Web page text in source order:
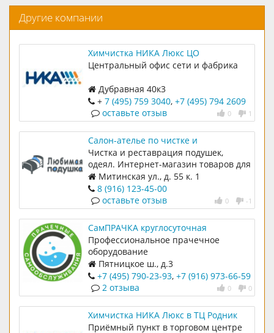
Другие компании
Химчистка НИКА Люкс ЦО
Центральный офис сети и фабрика
Дубравная 40к3
+ 7 (495) 759 3040, +7 (495) 794 2609
0 1
оставьте отзыв
Салон-ателье по чистке и
реставрации подушек и одеял
Любимая подушка
Чистка и реставрация подушек,
одеял. Интернет-магазин товаров для
сна и отдыха.
Митинская ул., д. 55 к. 1
8 (916) 123-45-00
0 -1
оставьте отзыв
СамПРАЧКА круглосуточная
прачечная самообслуживания
Профессиональное прачечное
оборудование
Пятницкое ш., д.3
+7 (495) 790-23-93, +7 (916) 973-66-59
0 0
2 отзыва
Химчистка НИКА Люкс в ТЦ Родник
Приёмный пункт в торговом центре